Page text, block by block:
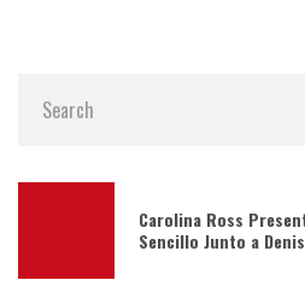
Carolina Ross
Sencillo Junto a